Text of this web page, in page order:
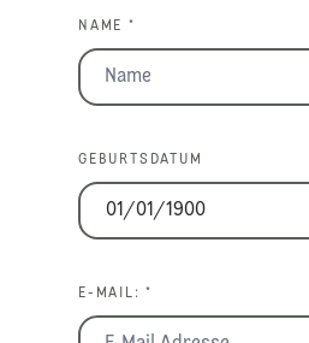
NAME *
GEBURTSDATUM
E-MAIL: *